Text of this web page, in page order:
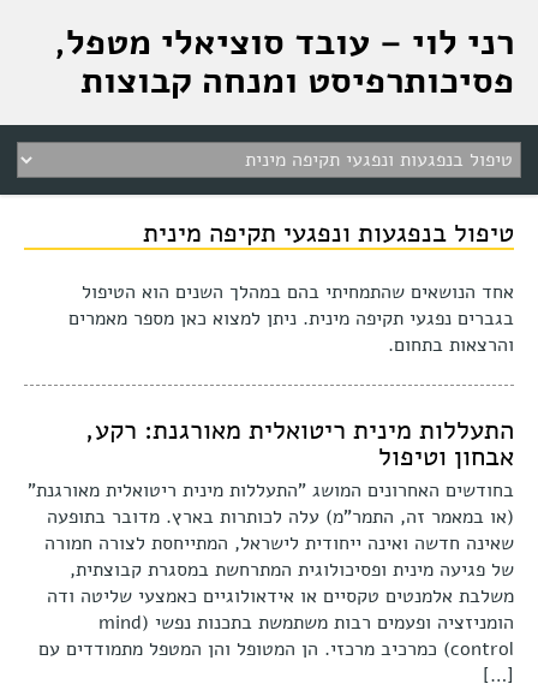
רני לוי – עובד סוציאלי מטפל,
פסיכותרפיסט ומנחה קבוצות
טיפול בנפגעות ונפגעי תקיפה מינית
אחד הנושאים שהתמחיתי בהם במהלך השנים הוא הטיפול
בגברים נפגעי תקיפה מינית. ניתן למצוא כאן מספר מאמרים
והרצאות בתחום.
התעללות מינית ריטואלית מאורגנת: רקע,
אבחון וטיפול
בחודשים האחרונים המושג "התעללות מינית ריטואלית מאורגנת"
(או במאמר זה, התמר"מ) עלה לכותרות בארץ. מדובר בתופעה
שאינה חדשה ואינה ייחודית לישראל, המתייחסת לצורה חמורה
של פגיעה מינית ופסיכולוגית המתרחשת במסגרת קבוצתית,
משלבת אלמנטים טקסיים או אידאולוגיים כאמצעי שליטה ודה
הומניזציה ופעמים רבות משתמשת בתכנות נפשי (mind
control) כמרכיב מרכזי. הן המטופל והן המטפל מתמודדים עם
[…]